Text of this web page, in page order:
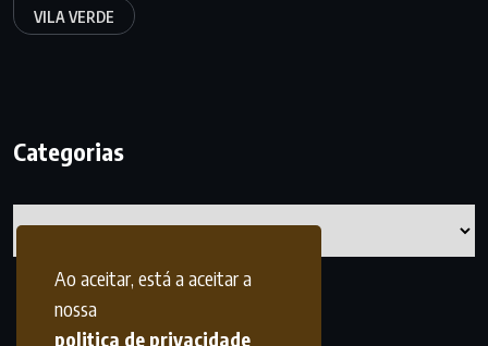
Ao aceitar, está a aceitar a
nossa
politica de privacidade
VILA VERDE
Categorias